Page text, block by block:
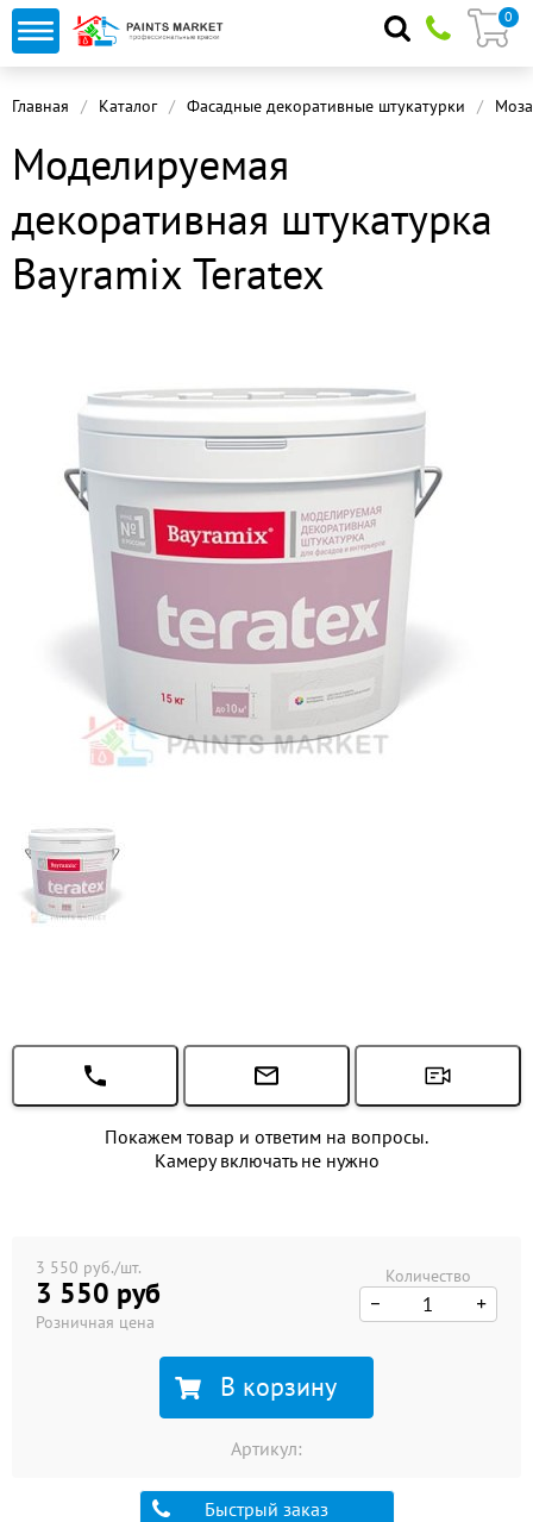
0
Главная Каталог Фасадные декоративные штукатурки
Моделируемая
декоративная штукатурка
Bayramix Teratex
Покажем товар и ответим на вопросы.
Камеру включать не нужно
3 550 руб./шт.
3 550 руб
Розничная цена
Количество
В корзину
Артикул:
Быстрый заказ